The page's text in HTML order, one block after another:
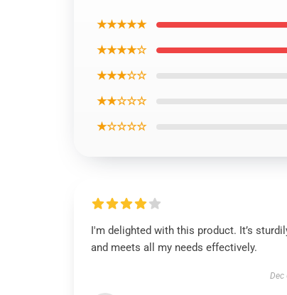
★★★★★
★★★★☆
★★★☆☆
★★☆☆☆
★☆☆☆☆
I'm delighted with this product. It’s
and meets all my needs effectively.
Dec